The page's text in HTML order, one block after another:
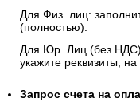
Для Физ. лиц:
(полностью).
Для Юр. Лиц (без
укажите реквизиты,
Запрос счета на